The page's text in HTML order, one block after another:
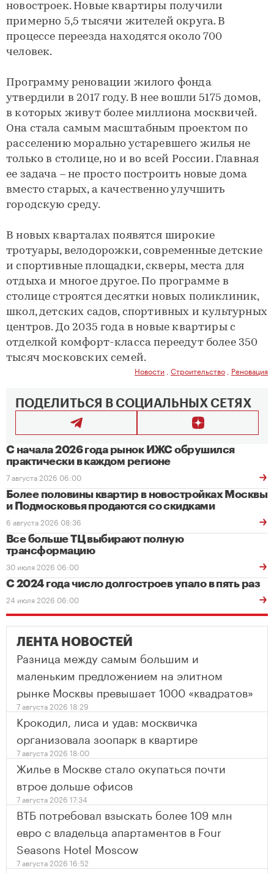
новостроек. Новые квартиры получили
примерно 5,5 тысячи жителей округа. В
процессе переезда находятся около 700
человек.
Программу реновации жилого фонда
утвердили в 2017 году. В нее вошли 5175 домов,
в которых живут более миллиона москвичей.
Она стала самым масштабным проектом по
расселению морально устаревшего жилья не
только в столице, но и во всей России. Главная
ее задача – не просто построить новые дома
вместо старых, а качественно улучшить
городскую среду.
В новых кварталах появятся широкие
тротуары, велодорожки, современные детские
и спортивные площадки, скверы, места для
отдыха и многое другое. По программе в
столице строятся десятки новых поликлиник,
школ, детских садов, спортивных и культурных
центров. До 2035 года в новые квартиры с
отделкой комфорт-класса переедут более 350
тысяч московских семей.
Новости Строительство Реновация
ПОДЕЛИТЬСЯ В СОЦИАЛЬНЫХ СЕТЯХ
С начала 2026 года рынок ИЖС обрушился
практически в каждом регионе
7 августа 2026 06:00
Более половины квартир в новостройках Москвы
и Подмосковья продаются со скидками
6 августа 2026 08:36
Все больше ТЦ выбирают полную
трансформацию
30 июля 2026 06:00
С 2024 года число долгостроев упало в пять раз
24 июля 2026 06:00
ЛЕНТА НОВОСТЕЙ
Разница между самым большим и
маленьким предложением на элитном
рынке Москвы превышает 1000 «квадратов»
7 августа 2026 18:29
Крокодил, лиса и удав: москвичка
организовала зоопарк в квартире
7 августа 2026 18:00
Жилье в Москве стало окупаться почти
втрое дольше офисов
7 августа 2026 17:34
ВТБ потребовал взыскать более 109 млн
евро с владельца апартаментов в Four
Seasons Hotel Moscow
7 августа 2026 16:52